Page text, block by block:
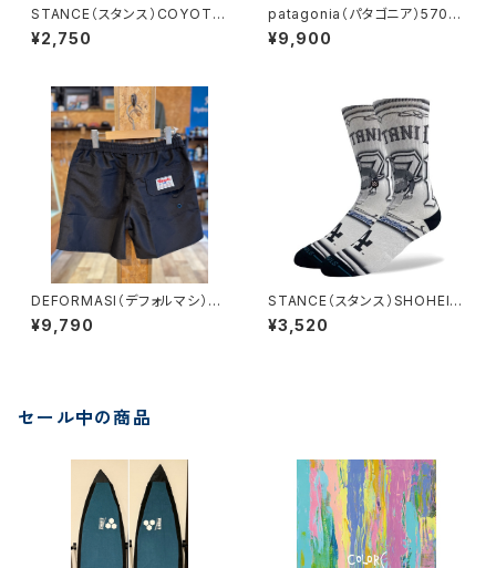
STANCE（スタンス）COYOTE
VARSITY CREW【UNISEX】L
サイズ
¥2,750
patagonia（パタゴニア）5702
2 メンズ・バギーズ・ショーツ ５
インチ
¥9,900
DEFORMASI（デフォルマシ）20
25 トランクス ワサビオリジナ
ル ブラックカラー
¥9,790
STANCE（スタンス）SHOHEI C
ARTOON CREW【UNISEX】L
サイズ
¥3,520
セール中の商品